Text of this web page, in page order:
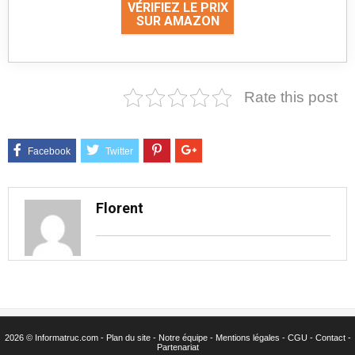
VÉRIFIEZ LE PRIX
SUR AMAZON
Rate this post
Florent
2026 © Informatruc.com - Plan du site- Notre équipe- Mentions légales - CGU - Contact-
Partenariat